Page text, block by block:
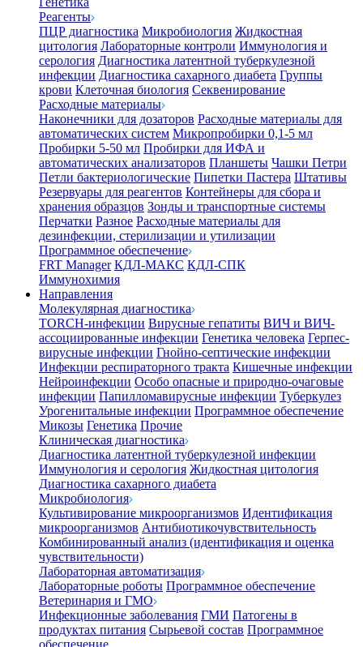
Реагенты
ПЦР диагностика Микробиология Жидкостная
цитология Лабораторные контроли Иммунология и
серология Диагностика латентной туберкулезной
инфекции Диагностика сахарного диабета Группы
крови Клеточная биология Секвенирование
Расходные материалы
Наконечники для дозаторов Расходные материалы для
автоматических систем Микропробирки 0,1-5 мл
Пробирки 5-50 мл Пробирки для ИФА и
автоматических анализаторов Планшеты Чашки Петри
Петли бактериологические Пипетки Пастера Штативы
Резервуары для реагентов Контейнеры для сбора и
хранения образцов Зонды и транспортные системы
Перчатки Разное Расходные материалы для
дезинфекции, стерилизации и утилизации
Программное обеспечение
FRT Manager КДЛ-МАКС КДЛ-СПК
Иммунохимия
Направления
Молекулярная диагностика
TORCH-инфекции Вирусные гепатиты ВИЧ и ВИЧ-
ассоциированные инфекции Генетика человека Герпес-
вирусные инфекции Гнойно-септические инфекции
Инфекции респираторного тракта Кишечные инфекции
Нейроинфекции Особо опасные и природно-очаговые
инфекции Папилломавирусные инфекции Туберкулез
Урогенитальные инфекции Программное обеспечение
Микозы Генетика Прочие
Клиническая диагностика
Диагностика латентной туберкулезной инфекции
Иммунология и серология Жидкостная цитология
Диагностика сахарного диабета
Микробиология
Культивирование микроорганизмов Идентификация
микроорганизмов Антибиотикочувствительность
Комбинированный анализ (идентификация и оценка
чувствительности)
Лабораторная автоматизация
Лабораторные роботы Программное обеспечение
Ветеринария и ГМО
Инфекционные заболевания ГМИ Патогены в
продуктах питания Сырьевой состав Программное
обеспечение